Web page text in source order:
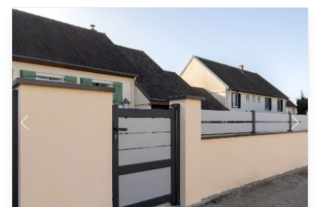
Accès Pro